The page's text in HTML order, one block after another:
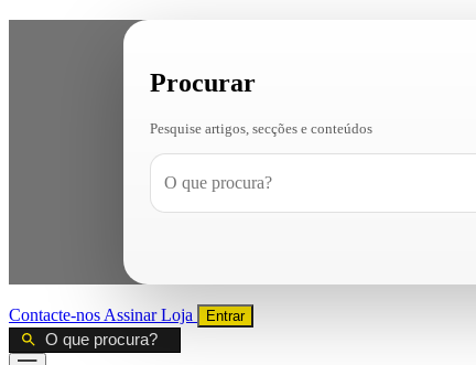
Procurar
Pesquise artigos, secções e conteúdos
Contacte-nos AssinarLoja Entrar